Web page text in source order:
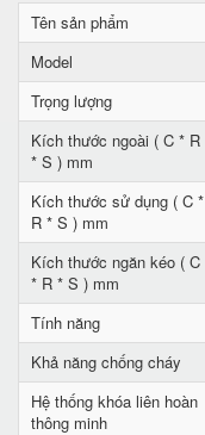
Tên sản phẩm
Model
Trọng lượng
Kích thước ngoài ( C * R
* S ) mm
Kích thước sử dụng ( C *
R * S ) mm
Kích thước ngăn kéo ( C
* R * S ) mm
Tính năng
Khả năng chống cháy
Hệ thống khóa liên hoàn
thông minh